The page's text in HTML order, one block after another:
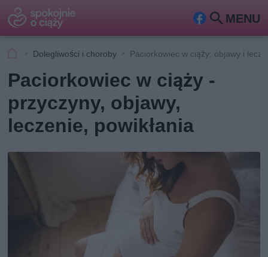
MENU
Fa
ook
Szu
kaj
Dolegliwości i choroby Paciorkowiec w ciąży: objawy i
Paciorkowiec w ciąży -
przyczyny, objawy,
leczenie, powikłania